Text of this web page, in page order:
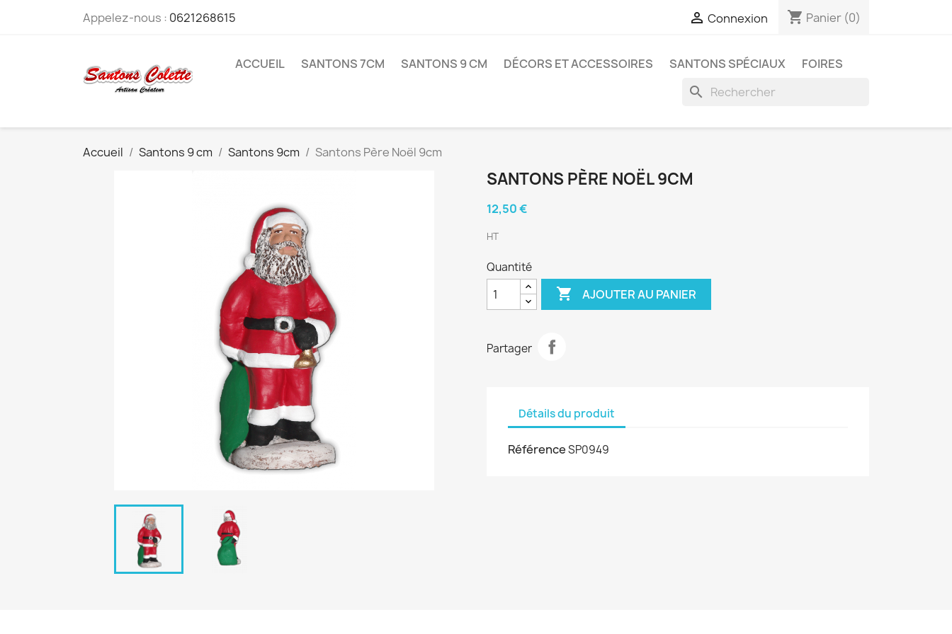
Appelez-nous : 0621268615  Connexion shopping_cart Panier (0)
ACCUEIL SANTONS 7CM SANTONS 9 CM DÉCORS ET ACCESSOIRES SANTONS SPÉCIAUX FOIRES
search
Accueil Santons 9 cm Santons 9cm Santons Père Noël 9cm
SANTONS PÈRE NOËL 9CM
12,50 €
HT
Quantité
 AJOUTER AU PANIER
Partager
Détails du produit
RéférenceSP0949